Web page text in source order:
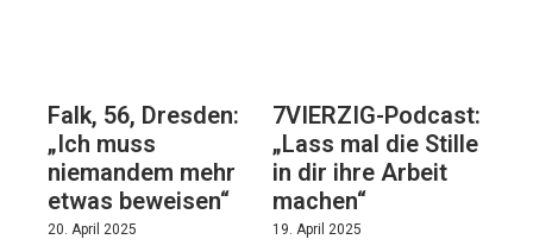
Falk, 56, Dresden:
„Ich muss
niemandem mehr
etwas beweisen“
20. April 2025
7VIERZIG-Podcast:
„Lass mal die Stille
in dir ihre Arbeit
machen“
19. April 2025